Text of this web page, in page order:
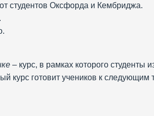
студентов Оксфорда и Кембриджа.
– курс, в рамках которого
курс готовит учеников к